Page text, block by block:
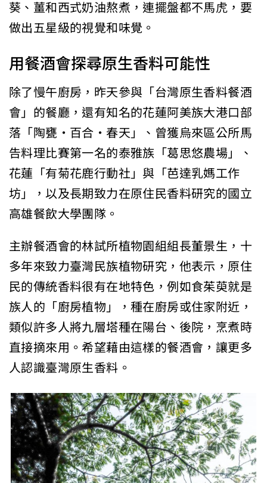
葵、薑和西式奶油熬煮，連擺盤都不馬虎，要
做出五星級的視覺和味覺。
用餐酒會探尋原生香料可能性
除了慢午廚房，昨天參與「台灣原生香料餐酒
會」的餐廳，還有知名的花蓮阿美族大港口部
落「陶甕‧百合‧春天」、曾獲烏來區公所馬
告料理比賽第一名的泰雅族「葛思悠農場」、
花蓮「有菊花鹿行動社」與「芭達乳媽工作
坊」，以及長期致力在原住民香料研究的國立
高雄餐飲大學團隊。
主辦餐酒會的林試所植物園組組長董景生，十
多年來致力臺灣民族植物研究，他表示，原住
民的傳統香料很有在地特色，例如食茱萸就是
族人的「廚房植物」，種在廚房或住家附近，
類似許多人將九層塔種在陽台、後院，烹煮時
直接摘來用。希望藉由這樣的餐酒會，讓更多
人認識臺灣原生香料。